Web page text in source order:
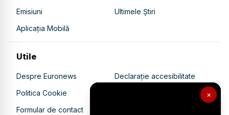
×
Emisiuni
Ultimele Știri
Aplicația Mobilă
Utile
Despre Euronews
Declarație accesibilitate
Politica Cookie
Politica de confidențialitate
Formular de contact